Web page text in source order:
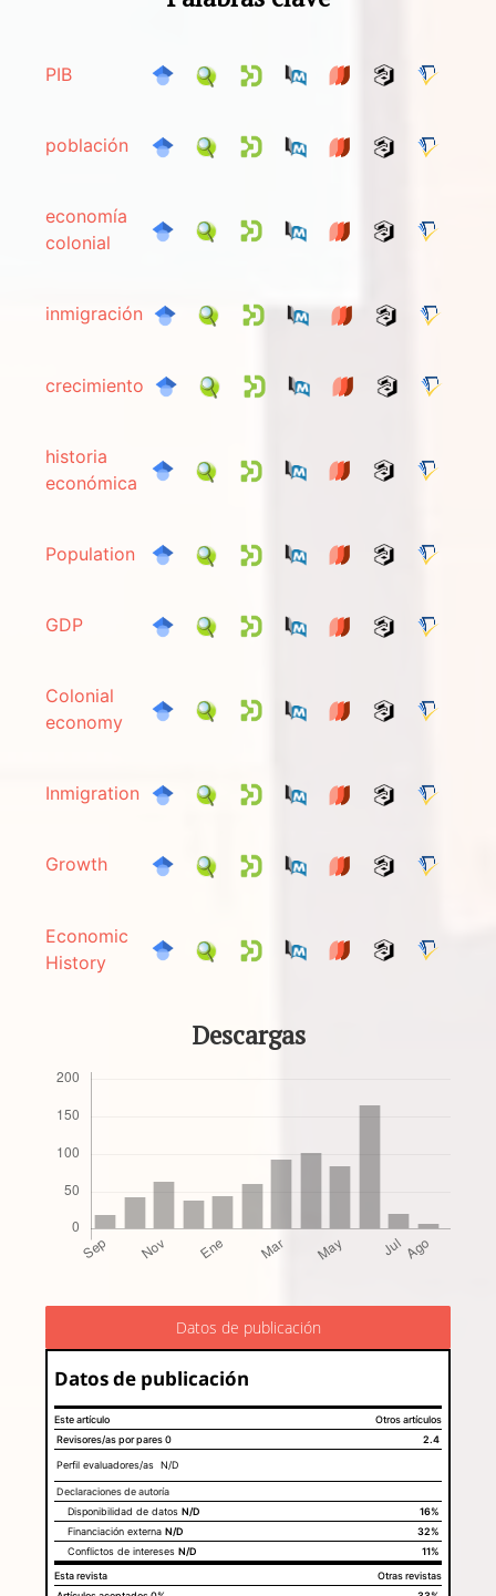
PIB
población
economía
colonial
inmigración
crecimiento
historia
económica
Population
GDP
Colonial
economy
Inmigration
Growth
Economic
History
Descargas
Datos de publicación
Datos de publicación
Este artículo
Otros artículos
Revisores/as por pares0 2.4
Perfil evaluadores/as N/D
Declaraciones de autoría
Declaraciones de autoría
Disponibilidad de datosN/D
16%
Financiación externaN/D
32%
Conflictos de interesesN/D
11%
Esta revista
Otras revistas